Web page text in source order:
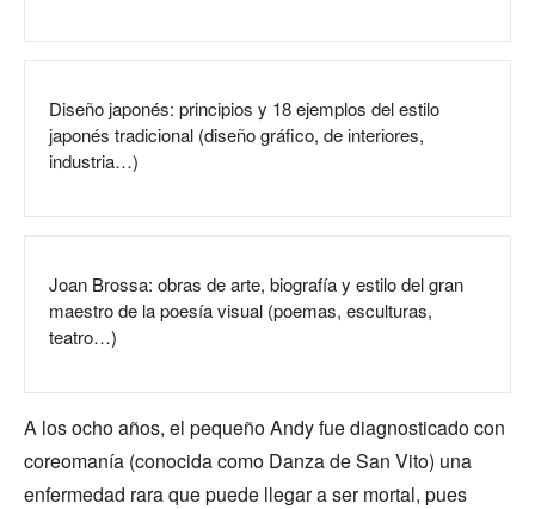
Diseño japonés: principios y 18 ejemplos del estilo
japonés tradicional (diseño gráfico, de interiores,
industria…)
Joan Brossa: obras de arte, biografía y estilo del gran
maestro de la poesía visual (poemas, esculturas,
teatro…)
A los ocho años, el pequeño Andy fue diagnosticado con
coreomanía (conocida como Danza de San Vito) una
enfermedad rara que puede llegar a ser mortal, pues